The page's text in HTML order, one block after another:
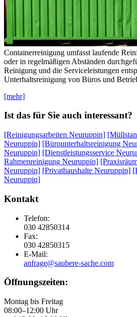
Containerreinigung umfasst laufende
oder in regelmäßigen Abständen
Reinigung und die Serviceleistungen
Unterhaltsreinigung von Büros und
[mehr]
Ist das für Sie auch interessant?
[Reinigungsarbeiten Neuruppin]
Neuruppin] [Bürounterhaltsreinigung
Neuruppin] [Dienstleistungsservice
Rahmenreinigung Neuruppin]
Neuruppin] [Privathaushalte Neuruppin]
Neuruppin]
Kontakt
Telefon:
030 42850314
Fax:
030 42850315
E-Mail:
anfrage@saubere-sache.com
Öffnungszeiten:
Montag bis Freitag
08:00–12:00 Uhr